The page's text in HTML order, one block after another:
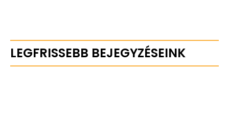
LEGFRISSEBB BEJEGYZÉSEINK